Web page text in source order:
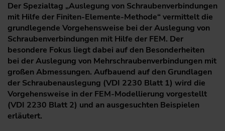
Der Spezialtag „Auslegung von Schraubenverbindungen
mit Hilfe der Finiten-Elemente-Methode“ vermittelt die
grundlegende Vorgehensweise bei der Auslegung von
Schraubenverbindungen mit Hilfe der FEM. Der
besondere Fokus liegt dabei auf den Besonderheiten
bei der Auslegung von Mehrschraubenverbindungen mit
großen Abmessungen. Aufbauend auf den Grundlagen
der Schraubenauslegung (VDI 2230 Blatt 1) wird die
Vorgehensweise in der FEM-Modellierung vorgestellt
(VDI 2230 Blatt 2) und an ausgesuchten Beispielen
erläutert.